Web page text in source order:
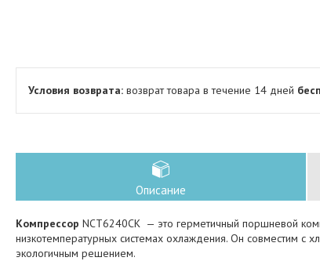
возврат товара в течение 14 дней
Описание
Компрессор NCT6240CK — это герметичный поршневой
низкотемпературных системах охлаждения. Он совместим с
экологичным решением.